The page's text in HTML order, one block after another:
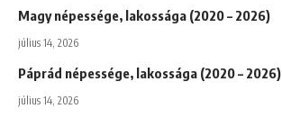
Magy népessége, lakossága (2020 – 2026)
július 14, 2026
Páprád népessége, lakossága (2020 – 2026)
július 14, 2026